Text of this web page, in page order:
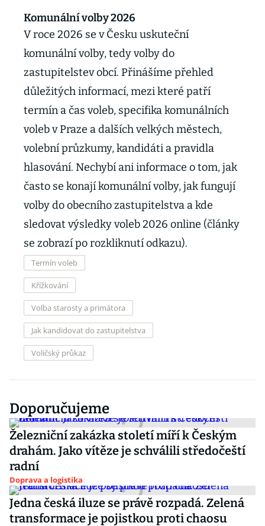
Komunální volby 2026
V roce 2026 se v Česku uskuteční
komunální volby, tedy volby do
zastupitelstev obcí. Přinášíme přehled
důležitých informací, mezi které patří
termín a čas voleb, specifika komunálních
voleb v Praze a dalších velkých městech,
volební průzkumy, kandidáti a pravidla
hlasování. Nechybí ani informace o tom, jak
často se konají komunální volby, jak fungují
volby do obecního zastupitelstva a kde
sledovat výsledky voleb 2026 online (články
se zobrazí po rozkliknutí odkazu).
Termín voleb
Křížkování
Volba starosty a primátora
Jak kandidovat do zastupitelstva
Voličský průkaz
Doporučujeme
Železniční zakázka století míří k Českým
drahám. Jako vítěze je schválili středočeští
radní
Doprava a logistika
Jedna česká iluze se právě rozpadá. Zelená
transformace je pojistkou proti chaosu